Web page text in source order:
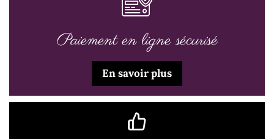
Paiement en ligne sécurisé
En savoir plus